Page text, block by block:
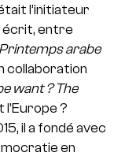
l’initiateur
écrit, entre
Printemps arabe
collaboration
want ? The
l’Europe ?
il a fondé avec
en